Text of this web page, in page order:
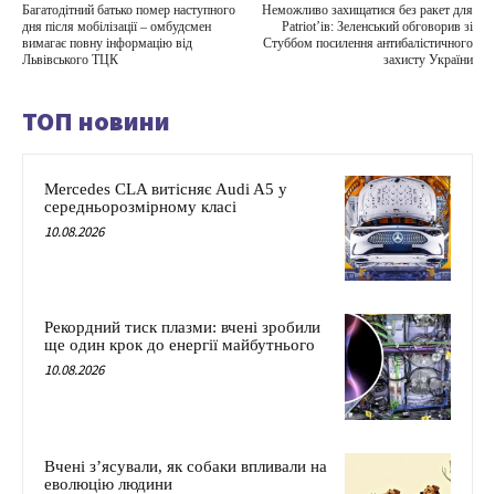
Багатодітний батько помер наступного
дня після мобілізації – омбудсмен
вимагає повну інформацію від
Львівського ТЦК
Неможливо захищатися без ракет для
Patriot’ів: Зеленський обговорив зі
Стуббом посилення антибалістичного
захисту України
ТОП новини
Mercedes CLA витісняє Audi A5 у
середньорозмірному класі
10.08.2026
Рекордний тиск плазми: вчені зробили
ще один крок до енергії майбутнього
10.08.2026
Вчені з’ясували, як собаки впливали на
еволюцію людини